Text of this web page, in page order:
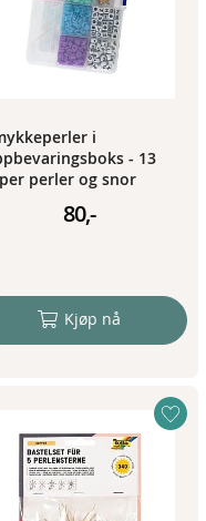
i
- 13
perler og snor
80,-
Kjøp nå